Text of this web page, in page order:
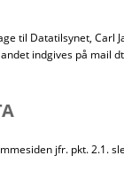
til Datatilsynet, Carl
indgives på mail
jfr. pkt. 2.1.